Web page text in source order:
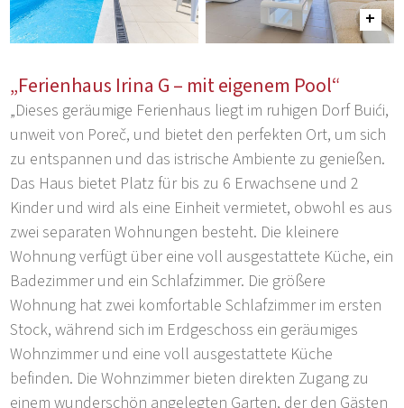
„Ferienhaus Irina G – mit eigenem Pool“
„Dieses geräumige Ferienhaus liegt im ruhigen Dorf Buići,
unweit von Poreč, und bietet den perfekten Ort, um sich
zu entspannen und das istrische Ambiente zu genießen.
Das Haus bietet Platz für bis zu 6 Erwachsene und 2
Kinder und wird als eine Einheit vermietet, obwohl es aus
zwei separaten Wohnungen besteht. Die kleinere
Wohnung verfügt über eine voll ausgestattete Küche, ein
Badezimmer und ein Schlafzimmer. Die größere
Wohnung hat zwei komfortable Schlafzimmer im ersten
Stock, während sich im Erdgeschoss ein geräumiges
Wohnzimmer und eine voll ausgestattete Küche
befinden. Die Wohnzimmer bieten direkten Zugang zu
einem wunderschön angelegten Garten, der den Gästen